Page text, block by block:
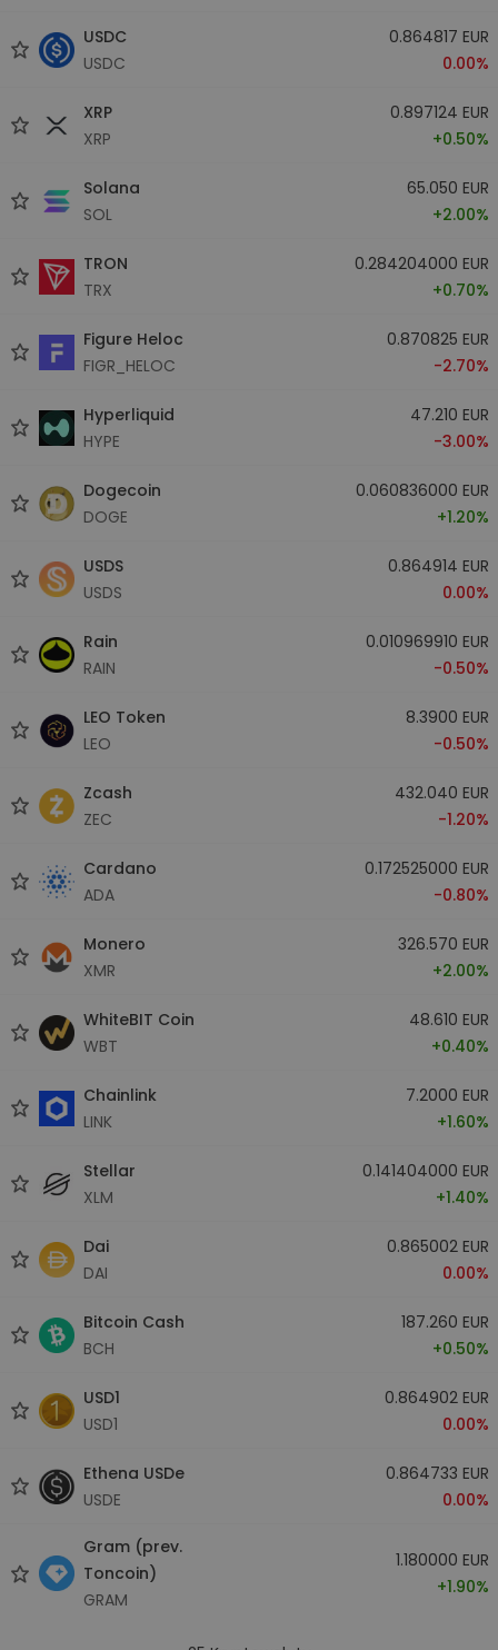
USDC
USDC
0.864817 EUR
0.00%
XRP
XRP
0.897124 EUR
+0.50%
Solana
SOL
65.050 EUR
+2.00%
TRON
TRX
0.284204000 EUR
+0.70%
Figure Heloc
FIGR_HELOC
0.870825 EUR
-2.70%
Hyperliquid
HYPE
47.210 EUR
-3.00%
Dogecoin
DOGE
0.060836000 EUR
+1.20%
USDS
USDS
0.864914 EUR
0.00%
Rain
RAIN
0.010969910 EUR
-0.50%
LEO Token
LEO
8.3900 EUR
-0.50%
Zcash
ZEC
432.040 EUR
-1.20%
Cardano
ADA
0.172525000 EUR
-0.80%
Monero
XMR
326.570 EUR
+2.00%
WhiteBIT Coin
WBT
48.610 EUR
+0.40%
Chainlink
LINK
7.2000 EUR
+1.60%
Stellar
XLM
0.141404000 EUR
+1.40%
Dai
DAI
0.865002 EUR
0.00%
Bitcoin Cash
BCH
187.260 EUR
+0.50%
USD1
USD1
0.864902 EUR
0.00%
Ethena USDe
USDE
0.864733 EUR
0.00%
Gram (prev.
Toncoin)
GRAM
1.180000 EUR
+1.90%